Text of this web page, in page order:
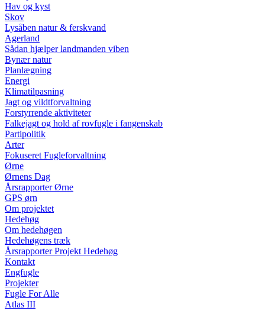
Hav og kyst
Skov
Lysåben natur & ferskvand
Agerland
Sådan hjælper landmanden viben
Bynær natur
Planlægning
Energi
Klimatilpasning
Jagt og vildtforvaltning
Forstyrrende aktiviteter
Falkejagt og hold af rovfugle i fangenskab
Partipolitik
Arter
Fokuseret Fugleforvaltning
Ørne
Ørnens Dag
Årsrapporter Ørne
GPS ørn
Om projektet
Hedehøg
Om hedehøgen
Hedehøgens træk
Årsrapporter Projekt Hedehøg
Kontakt
Engfugle
Projekter
Fugle For Alle
Atlas III